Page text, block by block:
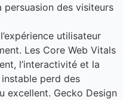
des visiteurs
utilisateur
Les Core Web Vitals
l’interactivité et la
perd des
excellent. Gecko Design